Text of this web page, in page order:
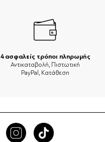
4 ασφαλείς τρόποι πληρωμής
Αντικαταβολή, Πιστωτική
PayPal, Κατάθεση